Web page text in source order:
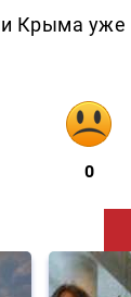
Крыма
0